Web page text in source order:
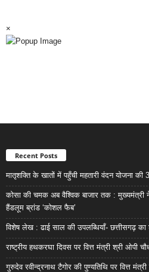
×
Recent Posts
मातृशक्ति के खातों में पहुँची महतारी वंदन योजना की
कोसा की चमक अब वैश्विक बाजार तक : मुख्यमंत्री ने
हैंडलूम ब्रांड ‘कोशल फैब’
विशेष लेख : ढाई साल की उपलब्धियाँ- छत्तीसगढ़
राष्ट्रीय हथकरघा दिवस पर वित्त मंत्री श्री ओपी
गुरुदेव रवीन्द्रनाथ टैगोर की पुण्यतिथि पर वित्त